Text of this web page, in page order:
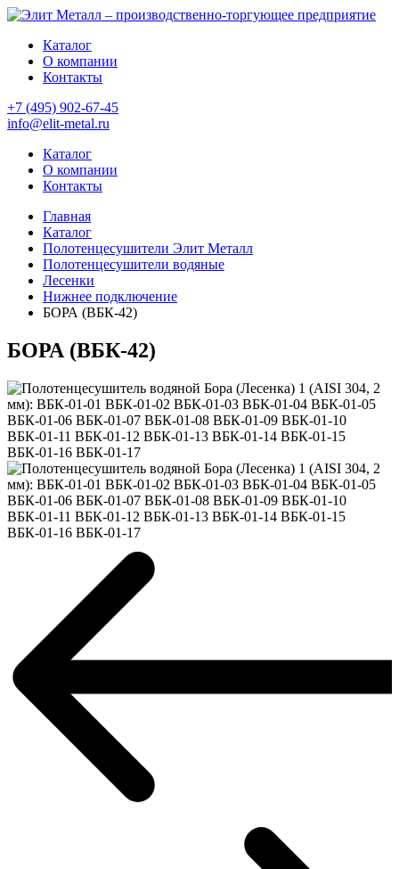
Каталог
О компании
Контакты
+7 (495) 902-67-45
info@elit-metal.ru
Каталог
О компании
Контакты
Главная
Каталог
Полотенцесушители Элит Металл
Полотенцесушители водяные
Лесенки
Нижнее подключение
БОРА (ВБК-42)
БОРА (ВБК-42)